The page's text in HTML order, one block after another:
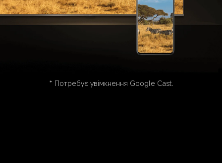
* Потребує увімкнення Google Cast.